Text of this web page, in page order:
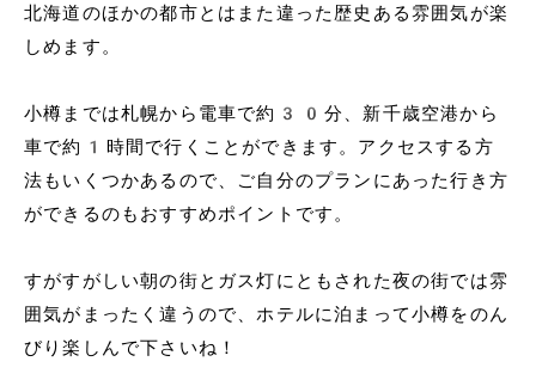
北海道のほかの都市とはまた違った歴史ある雰囲気が楽
しめます。
小樽までは札幌から電車で約30分、新千歳空港から
車で約1時間で行くことができます。アクセスする方
法もいくつかあるので、ご自分のプランにあった行き方
ができるのもおすすめポイントです。
すがすがしい朝の街とガス灯にともされた夜の街では雰
囲気がまったく違うので、ホテルに泊まって小樽をのん
びり楽しんで下さいね！